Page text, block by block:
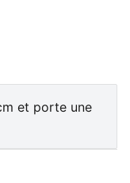
et porte une